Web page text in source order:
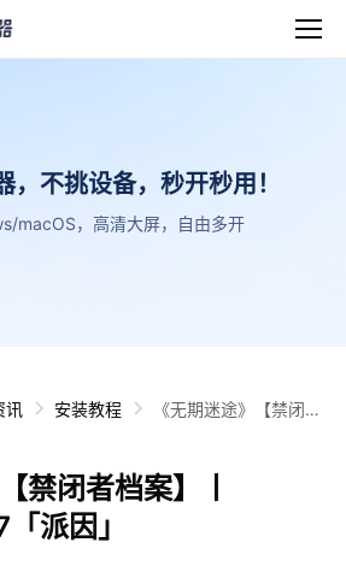
不挑设备，秒开秒用！
macOS，高清大屏，自由多开
讯 安装教程
《无期迷途》【禁闭者
禁闭者档案】丨
派因」